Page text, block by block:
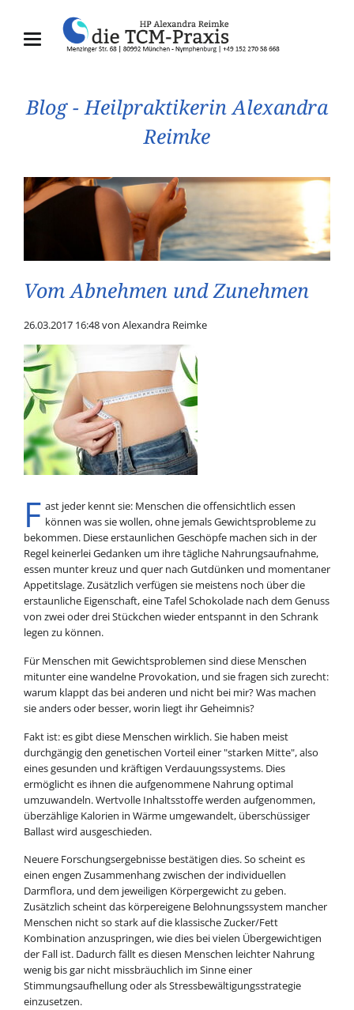
Blog - Heilpraktikerin Alexandra
Reimke
Vom Abnehmen und Zunehmen
26.03.2017 16:48von Alexandra Reimke
F ast jeder kennt sie: Menschen die offensichtlich essen
können was sie wollen, ohne jemals Gewichtsprobleme zu
bekommen. Diese erstaunlichen Geschöpfe machen sich in der
Regel keinerlei Gedanken um ihre tägliche Nahrungsaufnahme,
essen munter kreuz und quer nach Gutdünken und momentaner
Appetitslage. Zusätzlich verfügen sie meistens noch über die
erstaunliche Eigenschaft, eine Tafel Schokolade nach dem Genuss
von zwei oder drei Stückchen wieder entspannt in den Schrank
legen zu können.
Für Menschen mit Gewichtsproblemen sind diese Menschen
mitunter eine wandelne Provokation, und sie fragen sich zurecht:
warum klappt das bei anderen und nicht bei mir? Was machen
sie anders oder besser, worin liegt ihr Geheimnis?
Fakt ist: es gibt diese Menschen wirklich. Sie haben meist
durchgängig den genetischen Vorteil einer "starken Mitte", also
eines gesunden und kräftigen Verdauungssystems. Dies
ermöglicht es ihnen die aufgenommene Nahrung optimal
umzuwandeln. Wertvolle Inhaltsstoffe werden aufgenommen,
überzählige Kalorien in Wärme umgewandelt, überschüssiger
Ballast wird ausgeschieden.
Neuere Forschungsergebnisse bestätigen dies. So scheint es
einen engen Zusammenhang zwischen der individuellen
Darmflora, und dem jeweiligen Körpergewicht zu geben.
Zusätzlich scheint das körpereigene Belohnungssystem mancher
Menschen nicht so stark auf die klassische Zucker/Fett
Kombination anzuspringen, wie dies bei vielen Übergewichtigen
der Fall ist. Dadurch fällt es diesen Menschen leichter Nahrung
wenig bis gar nicht missbräuchlich im Sinne einer
Stimmungsaufhellung oder als Stressbewältigungsstrategie
einzusetzen.